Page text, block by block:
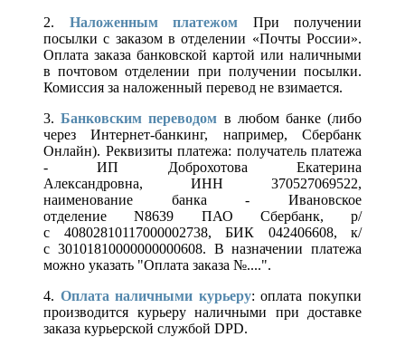
2. Наложенным платежом При получении
посылки с заказом в отделении «Почты России».
Оплата заказа банковской картой или наличными
в почтовом отделении при получении посылки.
Комиссия за наложенный перевод не взимается.
3.Банковским переводом в любом банке (либо
через Интернет-банкинг, например, Сбербанк
Онлайн). Реквизиты платежа: получатель платежа
- ИП Доброхотова Екатерина
Александровна, ИНН 370527069522,
наименование банка - Ивановское
отделение N8639 ПАО Сбербанк, р/
с 40802810117000002738, БИК 042406608, к/
с 30101810000000000608. В назначении платежа
можно указать "Оплата заказа №....".
4. Оплата наличными курьеру: оплата покупки
производится курьеру наличными при доставке
заказа курьерской службой DPD.